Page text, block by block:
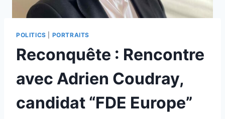
POLITICS PORTRAITS
Reconquête : Rencontre
avec Adrien Coudray,
candidat “FDE Europe”